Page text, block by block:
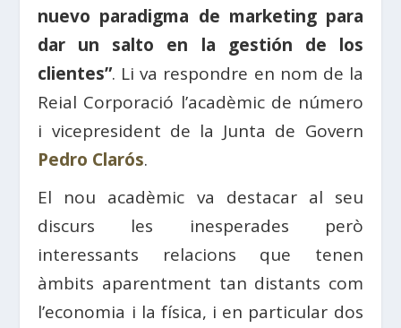
nuevo paradigma de marketing para
dar un salto en la gestión de los
clientes”. Li va respondre en nom de la
Reial Corporació l’acadèmic de número
i vicepresident de la Junta de Govern
Pedro Clarós.
El nou acadèmic va destacar al seu
discurs les inesperades però
interessants relacions que tenen
àmbits aparentment tan distants com
l’economia i la física, i en particular dos